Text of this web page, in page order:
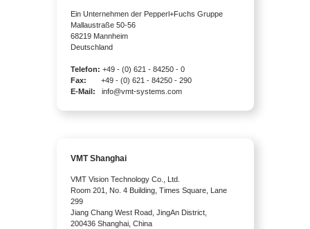
Ein Unternehmen der Pepperl+Fuchs Gruppe
Mallaustraße 50-56
68219 Mannheim
Deutschland
Telefon: +49 - (0) 621 - 84250 - 0
Fax: +49 - (0) 621 - 84250 - 290
E-Mail:
info@vmt-systems.com
VMT Shanghai
VMT Vision Technology Co., Ltd.
Room 201, No. 4 Building, Times Square, Lane
299
Jiang Chang West Road, JingAn District,
200436 Shanghai, China